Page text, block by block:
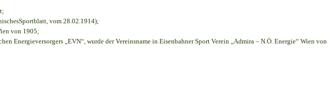
vom 28.02.1914);
von 1905;
Energieversorgers „EVN“, wurde der Vereinsname in Eisenbahner Sport Verein „Admira – N.Ö. Energie“ Wien von